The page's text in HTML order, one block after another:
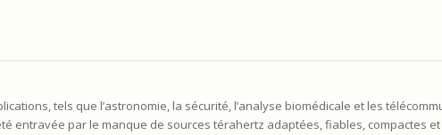
tels que l’astronomie, la sécurité, l’analyse biomédicale et les
entravée par le manque de sources térahertz adaptées, fiables, compactes